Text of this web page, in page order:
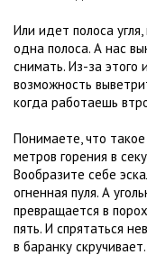
Или идет полоса
одна полоса. А нас
снимать. Из-за этого
возможность
когда работаешь
Понимаете, что
метров горения в
Вообразите себе
огненная пуля. А
превращается в
пять. И спрятаться
в баранку